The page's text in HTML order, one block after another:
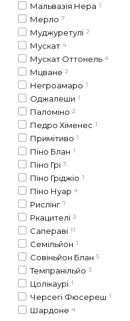
Мальвазія Нера 1
Мерло 7
Муджуретулі 2
Мускат 4
Мускат Оттонель 4
Мцване 2
Негроамаро 1
Оджалеши 1
Паломіно 2
Педро Хіменес 1
Примітиво 1
Піно Блан 1
Піно Грі 3
Піно Гріджіо 1
Піно Нуар 4
Рислінг 7
Ркацителі 3
Сапераві 11
Семільйон 1
Совіньйон Блан 5
Темпранільйо 3
Цолікаурі 1
Черсегі Фюсереш 1
Шардоне 4